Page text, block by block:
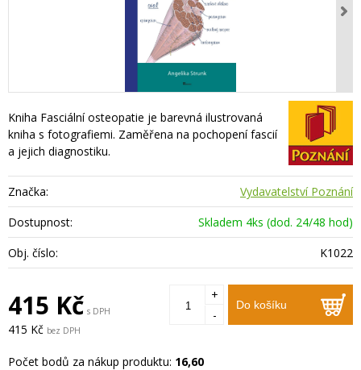
Kniha Fasciální osteopatie je barevná ilustrovaná
kniha s fotografiemi. Zaměřena na pochopení fascií
a jejich diagnostiku.
Značka:
Vydavatelství Poznání
Dostupnost:
Skladem 4ks (dod. 24/48 hod)
Obj. číslo:
K1022
415 Kč s DPH
415 Kč bez DPH
Do košíku
+
-
Počet bodů za nákup produktu: 16,60